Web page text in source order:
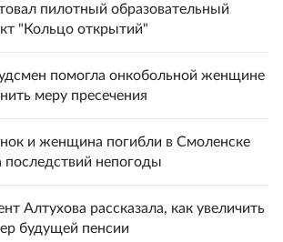
пилотный образовательный
"Кольцо открытий"
помогла онкобольной женщине
меру пресечения
и женщина погибли в Смоленске
последствий непогоды
Алтухова рассказала, как увеличить
будущей пенсии